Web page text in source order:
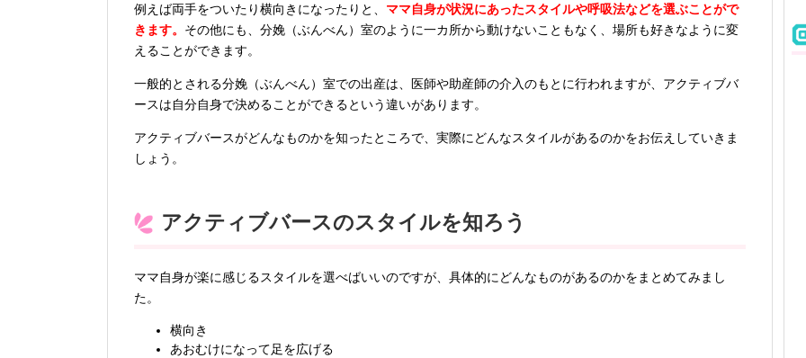
例えば両手をついたり横向きになったりと、 ママ自身が状況にあったスタイルや呼吸法などを選ぶことがで
きます。 その他にも、分娩（ぶんべん）室のように一カ所から動けないこともなく、場所も好きなように変
えることができます。
一般的とされる分娩（ぶんべん）室での出産は、医師や助産師の介入のもとに行われますが、アクティブバ
ースは自分自身で決めることができるという違いがあります。
アクティブバースがどんなものかを知ったところで、実際にどんなスタイルがあるのかをお伝えしていきま
しょう。
アクティブバースのスタイルを知ろう
ママ自身が楽に感じるスタイルを選べばいいのですが、具体的にどんなものがあるのかをまとめてみまし
た。
横向き
あおむけになって足を広げる